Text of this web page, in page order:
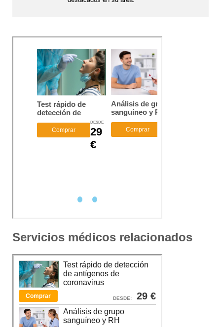
Servicios médicos relacionados